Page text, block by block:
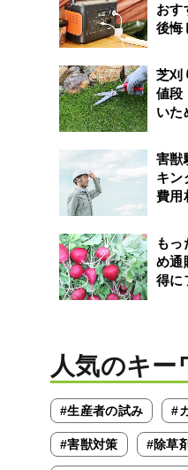
おす
後悔
芝刈
値段
いた
害獣
キ
費用
もっ
め通
得に
人気のキー
#生産者の試み #
#害獣対策 #除草